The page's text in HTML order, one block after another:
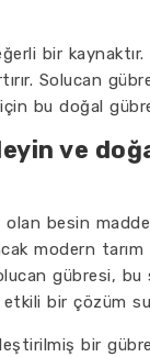
bir kaynaktır.
Solucan
bu doğal
ve
besin
modern
gübresi, bu
etkili bir çözüm
bir